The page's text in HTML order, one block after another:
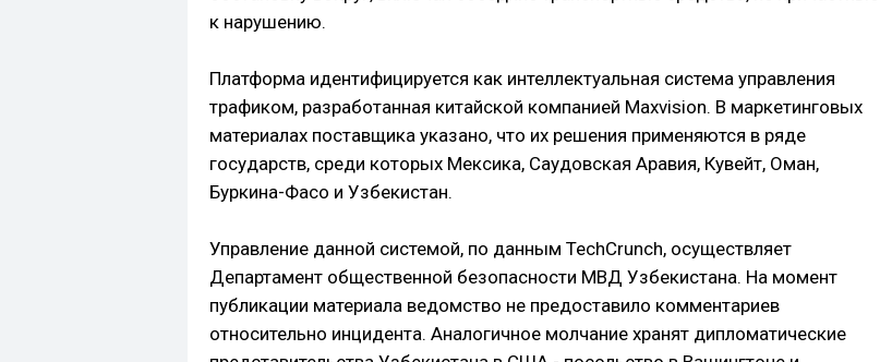
к нарушению.
Платформа идентифицируется как интеллектуальная система управления
трафиком, разработанная китайской компанией Maxvision. В маркетинговых
материалах поставщика указано, что их решения применяются в ряде
государств, среди которых Мексика, Саудовская Аравия, Кувейт, Оман,
Буркина-Фасо и Узбекистан.
Управление данной системой, по данным TechCrunch, осуществляет
Департамент общественной безопасности МВД Узбекистана. На момент
публикации материала ведомство не предоставило комментариев
относительно инцидента. Аналогичное молчание хранят дипломатические